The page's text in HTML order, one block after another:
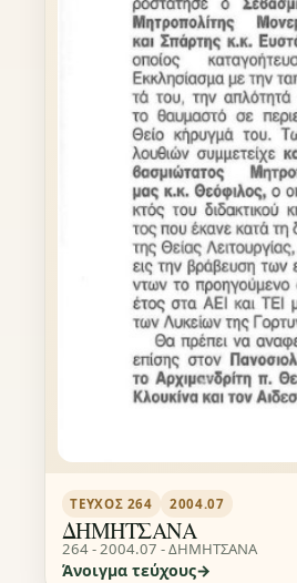
ΤΕΎΧΟΣ 264 2004.07
ΔΗΜΗΤΣΑΝΑ
264 - 2004.07 - ΔΗΜΗΤΣΑΝΑ
Άνοιγμα τεύχους